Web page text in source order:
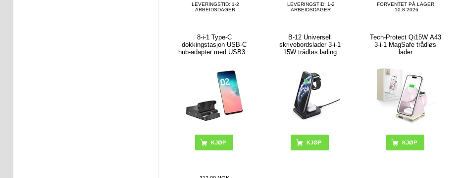
LEVERINGSTID: 1-2
ARBEIDSDAGER
LEVERINGSTID: 1-2
ARBEIDSDAGER
FORVENTET PÅ LAGER:
10.8.2026
8-i-1 Type-C
dokkingstasjon USB-C
hub-adapter med USB3.0
mobiltelefon Type-C
B-12 Universell
skrivebordslader 3-i-1
15W trådløs lading
øretelefoner/smartklokke -
svart
Tech-Protect Qi15W A43
3-i-1 MagSafe trådløs
lader
KJØP